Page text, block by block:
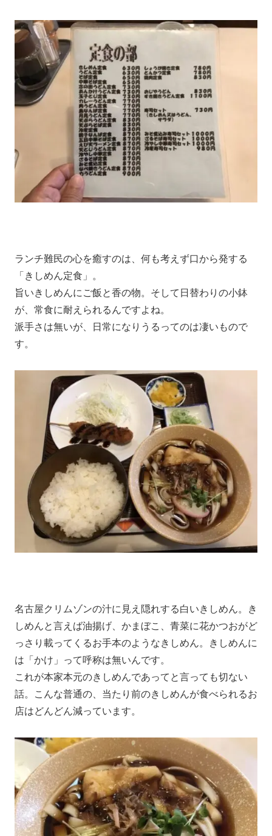
ランチ難民の心を癒すのは、何も考えず口から発する
「きしめん定食」。
旨いきしめんにご飯と香の物。そして日替わりの小鉢
が、常食に耐えられるんですよね。
派手さは無いが、日常になりうるってのは凄いもので
す。
名古屋クリムゾンの汁に見え隠れする白いきしめん。き
しめんと言えば油揚げ、かまぼこ、青菜に花かつおがど
っさり載ってくるお手本のようなきしめん。きしめんに
は「かけ」って呼称は無いんです。
これが本家本元のきしめんであってと言っても切ない
話。こんな普通の、当たり前のきしめんが食べられるお
店はどんどん減っています。